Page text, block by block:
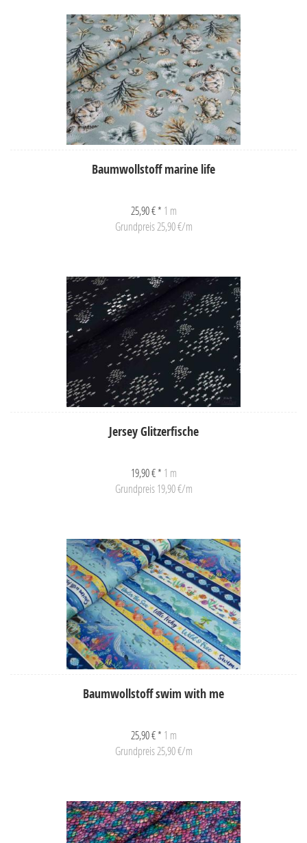
Baumwollstoff marine life
25,90 € * 1 m
Grundpreis 25,90 €/m
Jersey Glitzerfische
19,90 € * 1 m
Grundpreis 19,90 €/m
Baumwollstoff swim with me
25,90 € * 1 m
Grundpreis 25,90 €/m